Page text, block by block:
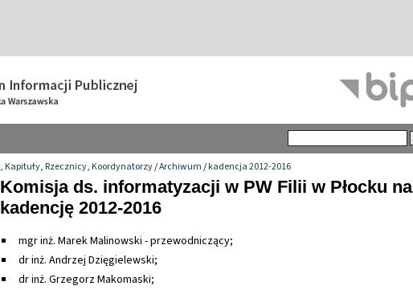
Kapituły, Rzecznicy, Koordynatorzy/Archiwum/kadencja 2012-2016
Komisja ds. informatyzacji w PW Filii w Płocku na
kadencję 2012-2016
mgr inż. Marek Malinowski - przewodniczący;
dr inż. Andrzej Dzięgielewski;
dr inż. Grzegorz Makomaski;